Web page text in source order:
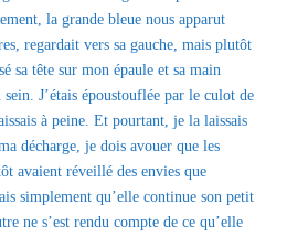
la grande bleue nous apparut
regardait vers sa gauche, mais plutôt
sa tête sur mon épaule et sa main
sein. J’étais époustouflée par le culot de
à peine. Et pourtant, je la laissais
décharge, je dois avouer que les
avaient réveillé des envies que
simplement qu’elle continue son petit
ne s’est rendu compte de ce qu’elle